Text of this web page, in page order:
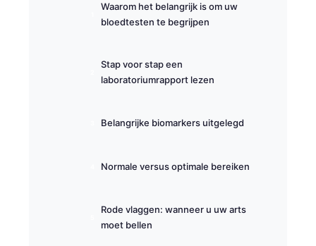
Waarom het belangrijk is om uw
bloedtesten te begrijpen
Stap voor stap een
laboratoriumrapport lezen
Belangrijke biomarkers uitgelegd
Normale versus optimale bereiken
Rode vlaggen: wanneer u uw arts
moet bellen